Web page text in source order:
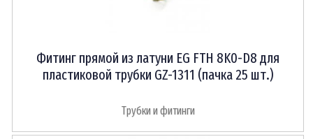
Фитинг прямой из латуни EG FTH 8K0-D8 для
пластиковой трубки GZ-1311 (пачка 25 шт.)
Трубки и фитинги